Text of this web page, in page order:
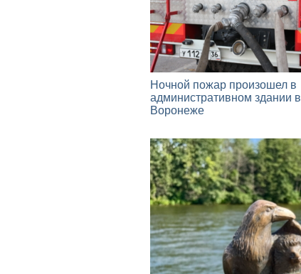
Ночной пожар произошел в
административном здании в
Воронеже